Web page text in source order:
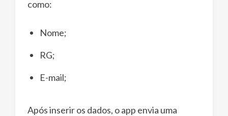
como:
Nome;
RG;
E-mail;
Após inserir os dados, o app envia uma